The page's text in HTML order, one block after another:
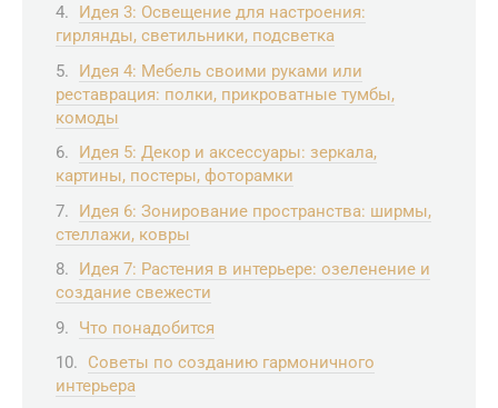
Идея 3: Освещение для настроения:
гирлянды, светильники, подсветка
Идея 4: Мебель своими руками или
реставрация: полки, прикроватные тумбы,
комоды
Идея 5: Декор и аксессуары: зеркала,
картины, постеры, фоторамки
Идея 6: Зонирование пространства: ширмы,
стеллажи, ковры
Идея 7: Растения в интерьере: озеленение и
создание свежести
Что понадобится
Советы по созданию гармоничного
интерьера